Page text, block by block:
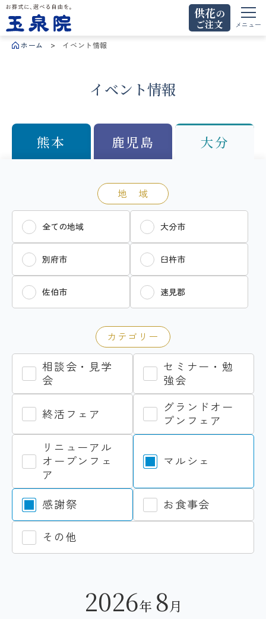
お葬式に、選べる自由を。玉泉院
供花の
ご注文
メニュー
ホーム イベント情報
イベント情報
熊本 鹿児島 大分
地 域
全ての地域 大分市
別府市 臼杵市
佐伯市 速見郡
カテゴリー
相談会・見学
会
セミナー・勉
強会
終活フェア
グランドオー
プンフェア
リニューアル
オープンフェ
ア
マルシェ
感謝祭 お食事会
その他
2026年 8月